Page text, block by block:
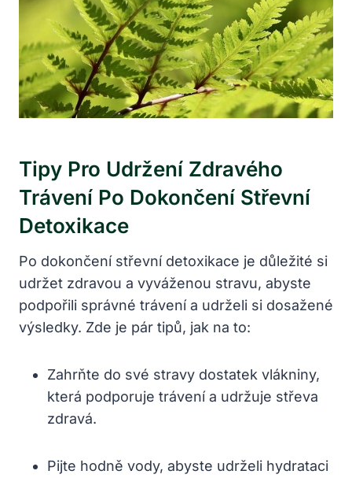
Tipy Pro Udržení Zdravého
Trávení Po Dokončení Střevní
Detoxikace
Po dokončení střevní detoxikace je důležité si
udržet zdravou a vyváženou stravu, abyste
podpořili správné trávení a udrželi si dosažené
výsledky. Zde je pár tipů, jak na to:
Zahrňte do své stravy dostatek vlákniny,
která podporuje trávení a udržuje střeva
zdravá.
Pijte hodně vody, abyste udrželi hydrataci